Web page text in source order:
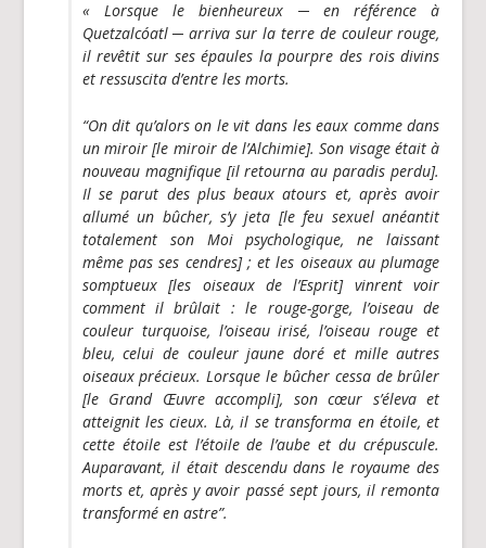
« Lorsque le bienheureux ─ en référence à
Quetzalcóatl ─ arriva sur la terre de couleur rouge,
il revêtit sur ses épaules la pourpre des rois divins
et ressuscita d’entre les morts.
“On dit qu’alors on le vit dans les eaux comme dans
un miroir [le miroir de l’Alchimie]. Son visage était à
nouveau magnifique [il retourna au paradis perdu].
Il se parut des plus beaux atours et, après avoir
allumé un bûcher, s’y jeta [le feu sexuel anéantit
totalement son Moi psychologique, ne laissant
même pas ses cendres] ; et les oiseaux au plumage
somptueux [les oiseaux de l’Esprit] vinrent voir
comment il brûlait : le rouge-gorge, l’oiseau de
couleur turquoise, l’oiseau irisé, l’oiseau rouge et
bleu, celui de couleur jaune doré et mille autres
oiseaux précieux. Lorsque le bûcher cessa de brûler
[le Grand Œuvre accompli], son cœur s’éleva et
atteignit les cieux. Là, il se transforma en étoile, et
cette étoile est l’étoile de l’aube et du crépuscule.
Auparavant, il était descendu dans le royaume des
morts et, après y avoir passé sept jours, il remonta
transformé en astre”.